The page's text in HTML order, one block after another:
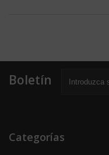
Boletín
Categorías